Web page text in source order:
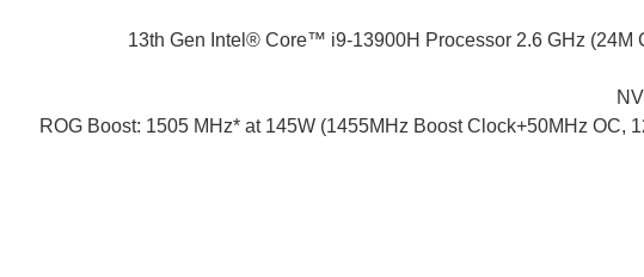
13th Gen Intel® Core™ i9-13900H Processor 2.6 GHz (24M
ROG Boost: 1505 MHz* at 145W (1455MHz Boost Clock+50MHz OC,